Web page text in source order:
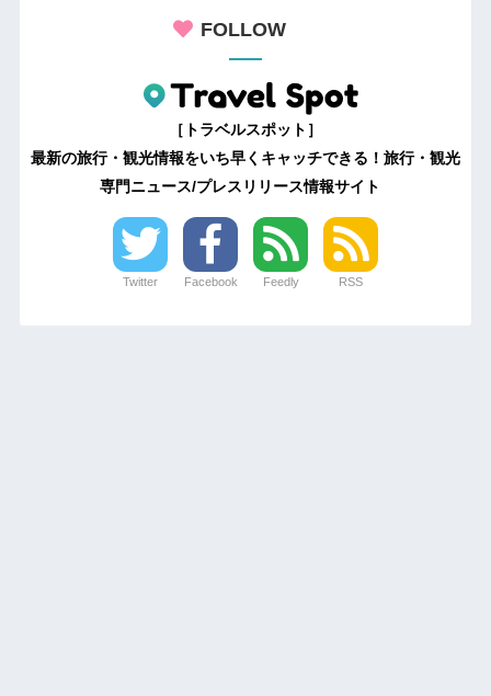
FOLLOW
［トラベルスポット］
最新の旅行・観光情報をいち早くキャッチできる！旅行・観光
専門ニュース/プレスリリース情報サイト
Twitter Facebook Feedly RSS